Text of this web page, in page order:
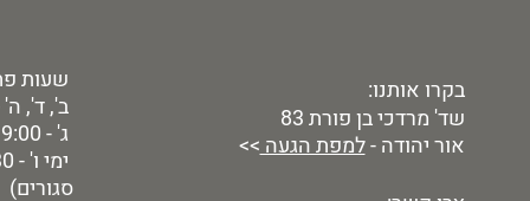
שעות
ב', ד', ה' - 9:00 -
ג' - 9:00 - 19:00
סגורים)
בקרו אותנו:
שד' מרדכי בן פורת 83
אור יהודה -למפת הגעה>>